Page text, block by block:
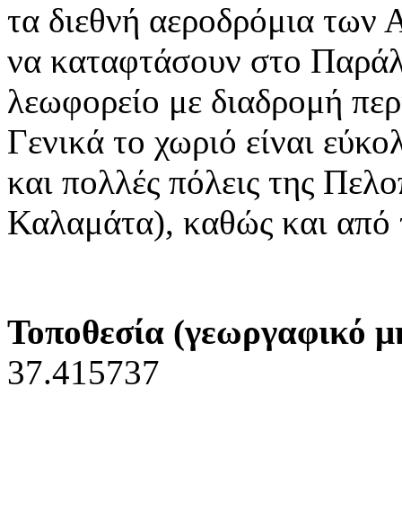
τα διεθνή αεροδρόμια
να καταφτάσουν στο
λεωφορείο με διαδρομή
Γενικά το χωριό είναι
και πολλές πόλεις της
Καλαμάτα), καθώς και από
Τοποθεσία (γεωργαφικό
37.415737